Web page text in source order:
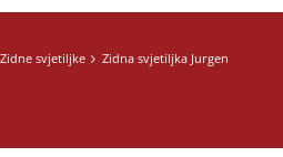
Zidne svjetiljke Zidna svjetiljka Jurgen